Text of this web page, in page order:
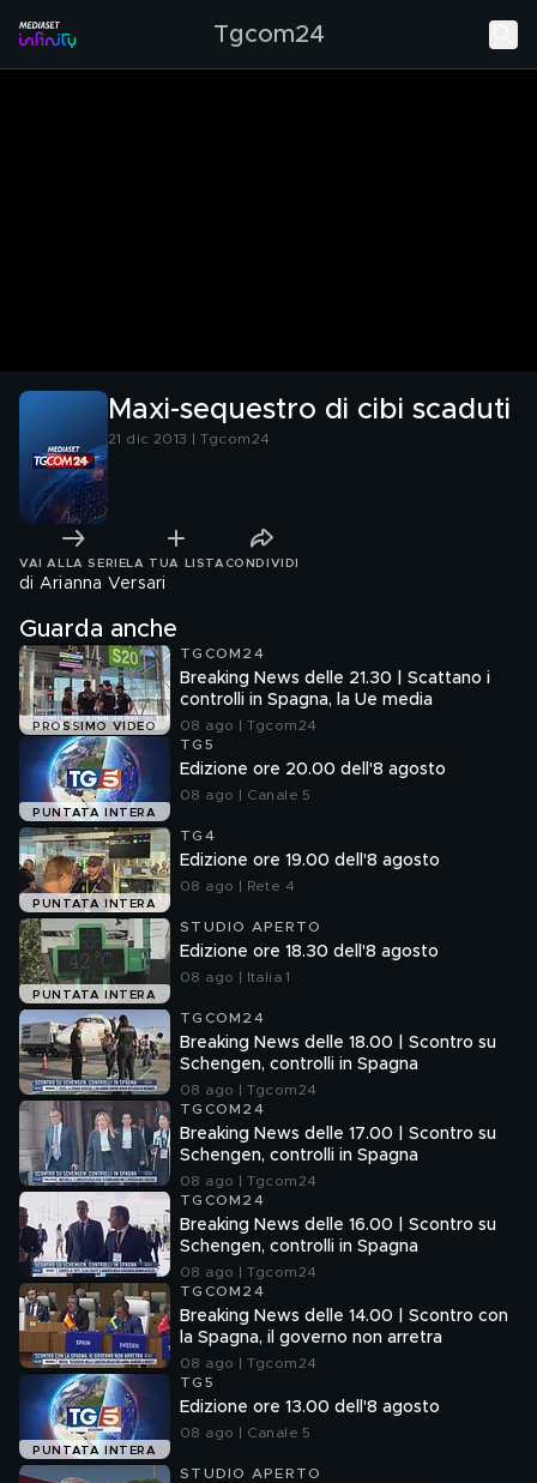
Tgcom24
Maxi-sequestro di cibi scaduti
21 dic 2013 | Tgcom24
VAI ALLA SERIE LA TUA LISTA CONDIVIDI
di Arianna Versari
Guarda anche
PROSSIMO VIDEO
TGCOM24
Breaking News delle 21.30 | Scattano i
controlli in Spagna, la Ue media
08 ago | Tgcom24
PUNTATA INTERA
TG5
Edizione ore 20.00 dell'8 agosto
08 ago | Canale 5
PUNTATA INTERA
TG4
Edizione ore 19.00 dell'8 agosto
08 ago | Rete 4
PUNTATA INTERA
STUDIO APERTO
Edizione ore 18.30 dell'8 agosto
08 ago | Italia 1
TGCOM24
Breaking News delle 18.00 | Scontro su
Schengen, controlli in Spagna
08 ago | Tgcom24
TGCOM24
Breaking News delle 17.00 | Scontro su
Schengen, controlli in Spagna
08 ago | Tgcom24
TGCOM24
Breaking News delle 16.00 | Scontro su
Schengen, controlli in Spagna
08 ago | Tgcom24
TGCOM24
Breaking News delle 14.00 | Scontro con
la Spagna, il governo non arretra
08 ago | Tgcom24
PUNTATA INTERA
TG5
Edizione ore 13.00 dell'8 agosto
08 ago | Canale 5
STUDIO APERTO